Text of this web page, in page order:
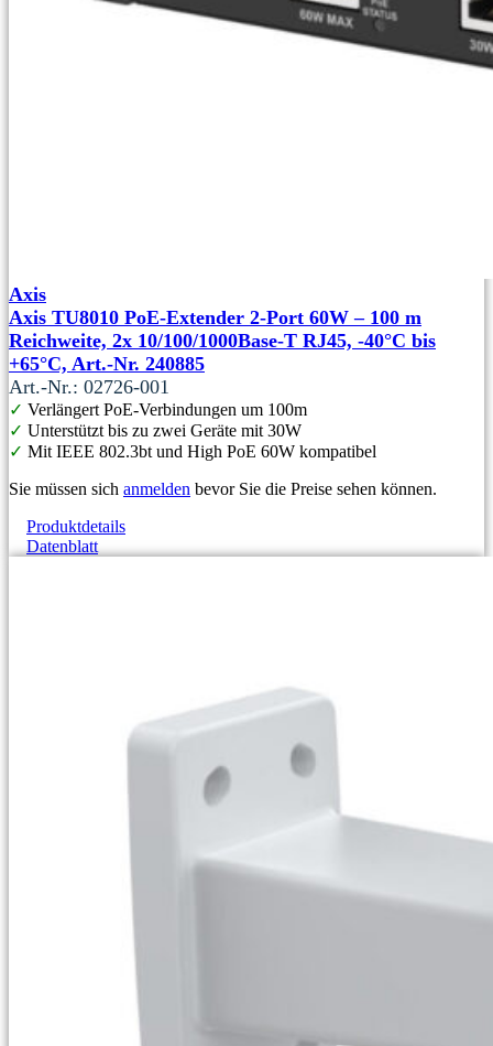
Axis
Axis TU8010 PoE-Extender 2-Port 60W – 100 m
Reichweite, 2x 10/100/1000Base‑T RJ45, -40°C bis
+65°C, Art.-Nr. 240885
Art.-Nr.: 02726-001
✓ Verlängert PoE-Verbindungen um 100m
✓ Unterstützt bis zu zwei Geräte mit 30W
✓ Mit IEEE 802.3bt und High PoE 60W kompatibel
Sie müssen sich anmelden bevor Sie die Preise sehen können.
Produktdetails
Datenblatt